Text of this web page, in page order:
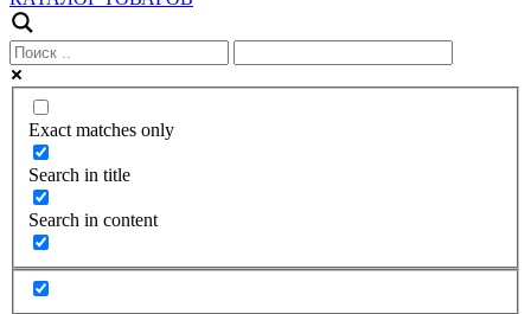
Exact matches only
Search in title
Search in content